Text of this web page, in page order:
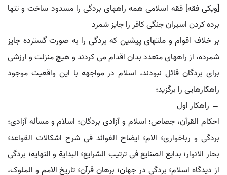
[ویکی فقه] فقه اسلامی همه راههای بردگی را مسدود ساخت و تنها
برده کردن اسیران جنگی کافر را جایز شمرد
بر خلاف اقوام و ملتهای پیشین که بردگی را به صورت گسترده جایز
شمرده، از راههای متعدد بدان اقدام می کردند و هیچ منزلت و ارزشی
برای بردگان قائل نبودند، اسلام در مواجهه با این واقعیت موجود
راهکارهایی را برگزید؛
← راهکار اول
احکام القرآن، جصاص؛ اسلام و آزادی بردگان؛ اسلام و مسأله آزادی؛
بردگی و رباخواری؛ الام؛ ایضاح الفوائد فی شرح اشکالات القواعد؛
بحار الانوار؛ بدایع الصنایع فی ترتیب الشرایع؛ البدایة و النهایه؛ بردگی
از دیدگاه اسلام؛ بردگی در جهان؛ برهان قرآن؛ تاریخ الامم و الملوک،